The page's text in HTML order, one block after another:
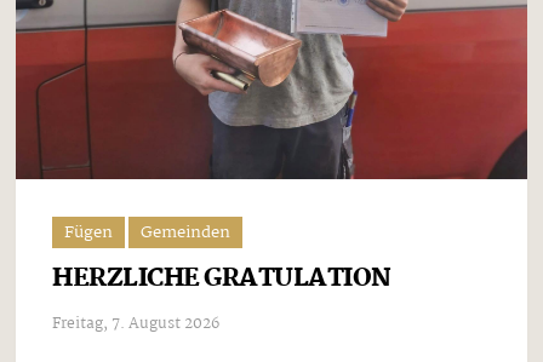
Fügen Gemeinden
HERZLICHE GRATULATION
Freitag, 7. August 2026